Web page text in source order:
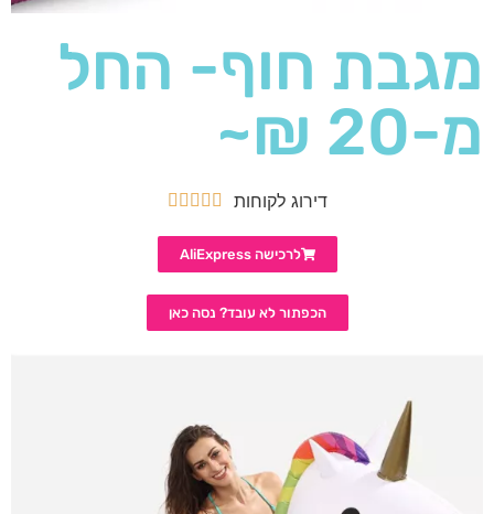
מגבת חוף- החל
מ-20 ₪~
דירוג לקוחות 




לרכישה AliExpress
הכפתור לא עובד? נסה כאן